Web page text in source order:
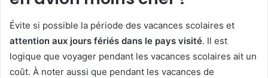
Évite si possible la période des vacances scolaires et
attention aux jours fériés dans le pays visité. Il est
logique que voyager pendant les vacances scolaires ait un
coût. À noter aussi que pendant les vacances de